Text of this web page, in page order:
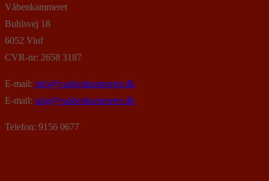
Våbenkammeret
Buhlsvej 18
6052 Viuf
CVR-nr: 2658 3187
E-mail: info@vaabenkammeret.dk
E-mail: salg@vaabenkammeret.dk
Telefon: 9156 0677